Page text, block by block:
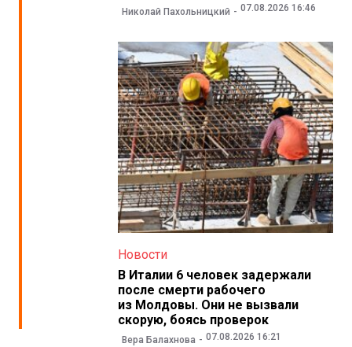
Николай Пахольницкий 07.08.2026 16:46
Новости
В Италии 6 человек задержали
после смерти рабочего
из Молдовы. Они не вызвали
скорую, боясь проверок
Вера Балахнова 07.08.2026 16:21